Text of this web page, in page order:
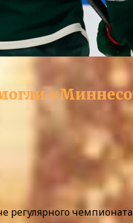
регулярного